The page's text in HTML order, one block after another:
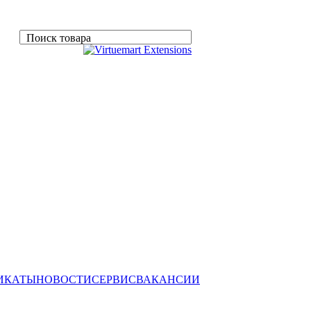
Поиск товара
НОВОСТИСЕРВИСВАКАНСИИ